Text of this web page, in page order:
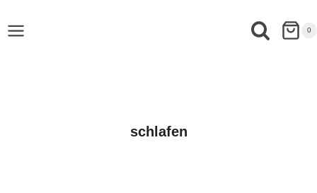
0
schlafen